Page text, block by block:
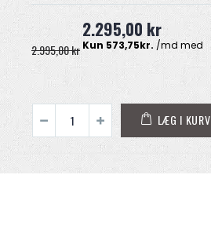
2.995,00 kr
2.295,00 kr
LÆG I KURV